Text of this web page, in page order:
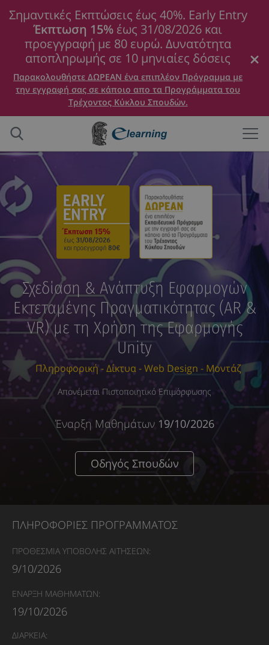
Σημαντικές Εκπτώσεις έως 40%. Early Entry
Έκπτωση 15% έως 31/08/2026 και
προεγγραφή με 80 ευρώ. Δυνατότητα
αποπληρωμής σε 10 μηνιαίες δόσεις
Παρακολουθήστε ΔΩΡΕΑΝ ένα επιπλέον Πρόγραμμα με
την εγγραφή σας σε κάποιο απο τα Προγράμματα του
Τρέχοντος Κύκλου Σπουδών.
Σχεδίαση & Ανάπτυξη Εφαρμογών
Εκτεταμένης Πραγματικότητας (AR &
VR) με τη Χρήση της Εφαρμογής
Unity
Πληροφορική - Δίκτυα - Web Design - Μοντάζ
Απονέμεται Πιστοποιητικό Επιμόρφωσης
Έναρξη Μαθημάτων 19/10/2026
Οδηγός Σπουδών
ΠΛΗΡΟΦΟΡΙΕΣ ΠΡΟΓΡΑΜΜΑΤΟΣ
ΠΡΟΘΕΣΜΙΑ ΥΠΟΒΟΛΗΣ ΑΙΤΗΣΕΩΝ:
9/10/2026
ΕΝΑΡΞΗ ΜΑΘΗΜΑΤΩΝ:
19/10/2026
ΔΙΑΡΚΕΙΑ: